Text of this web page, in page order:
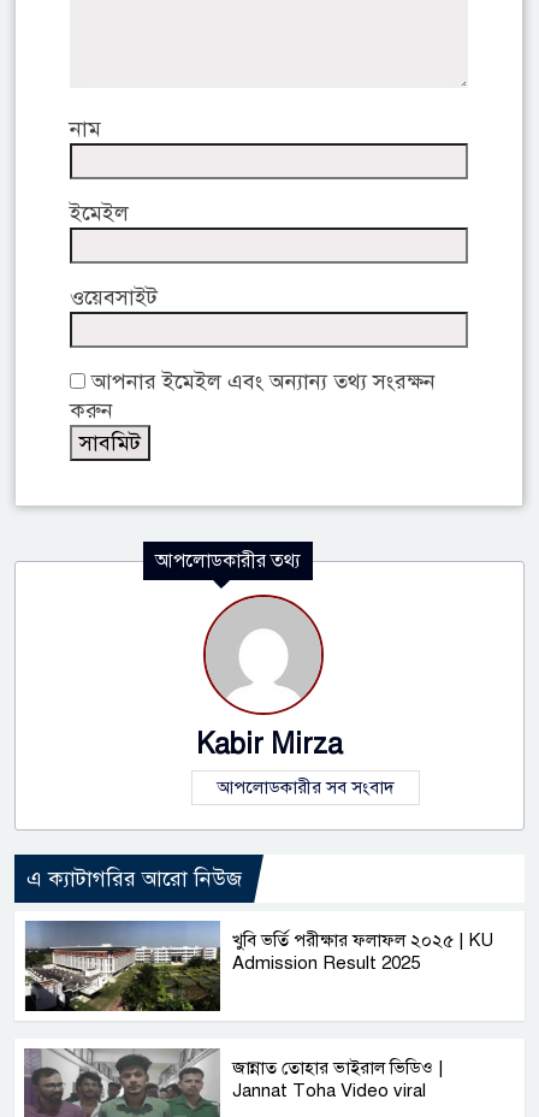
নাম
ইমেইল
ওয়েবসাইট
আপনার ইমেইল এবং অন্যান্য তথ্য সংরক্ষন
করুন
আপলোডকারীর তথ্য
Kabir Mirza
আপলোডকারীর সব সংবাদ
এ ক্যাটাগরির আরো নিউজ
খুবি ভর্তি পরীক্ষার ফলাফল ২০২৫ | KU
Admission Result 2025
জান্নাত তোহার ভাইরাল ভিডিও |
Jannat Toha Video viral